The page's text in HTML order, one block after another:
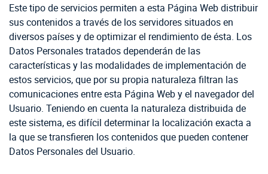
Este tipo de servicios permiten a esta Página Web distribuir
sus contenidos a través de los servidores situados en
diversos países y de optimizar el rendimiento de ésta. Los
Datos Personales tratados dependerán de las
características y las modalidades de implementación de
estos servicios, que por su propia naturaleza filtran las
comunicaciones entre esta Página Web y el navegador del
Usuario. Teniendo en cuenta la naturaleza distribuida de
este sistema, es difícil determinar la localización exacta a
la que se transfieren los contenidos que pueden contener
Datos Personales del Usuario.